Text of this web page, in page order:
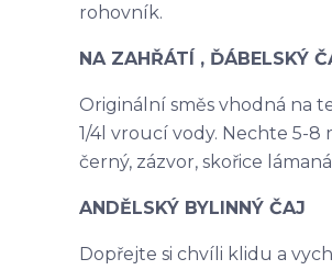
rohovník.
NA ZAHŘÁTÍ , ĎÁBELSKÝ
Originální směs vhodná na
1/4l vroucí vody. Nechte 5-
černý, zázvor, skořice
ANDĚLSKÝ BYLINNÝ ČAJ
Dopřejte si chvíli klidu a